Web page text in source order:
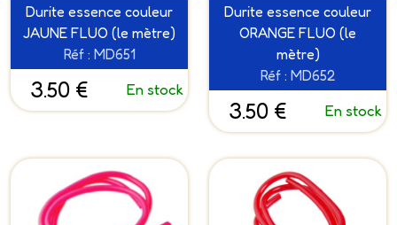
Durite essence couleur
JAUNE FLUO (le mètre)
Réf : MD651
3.50 € En stock
Durite essence couleur
ORANGE FLUO (le
mètre)
Réf : MD652
3.50 € En stock